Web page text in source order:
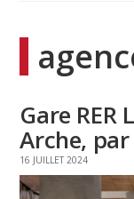
Gare RER
Arche,
16 JUILLET 2024